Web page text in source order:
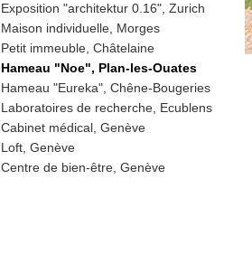
Exposition "architektur 0.16", Zurich
Maison individuelle, Morges
Petit immeuble, Châtelaine
Hameau "Noe", Plan-les-Ouates
Hameau "Eureka", Chêne-Bougeries
Laboratoires de recherche, Ecublens
Cabinet médical, Genève
Loft, Genève
Centre de bien-être, Genève